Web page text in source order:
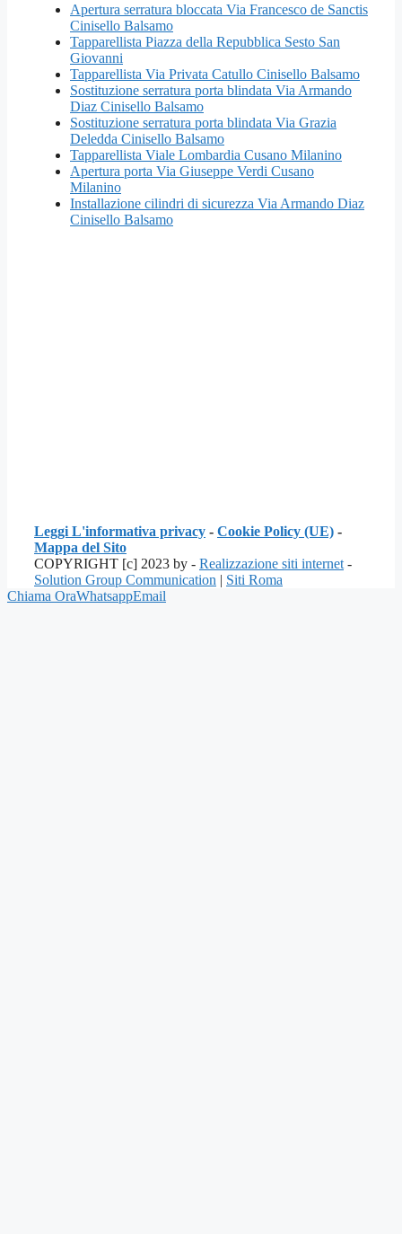
Apertura serratura bloccata Via Francesco de Sanctis
Cinisello Balsamo
Tapparellista Piazza della Repubblica Sesto San
Giovanni
Tapparellista Via Privata Catullo Cinisello Balsamo
Sostituzione serratura porta blindata Via Armando
Diaz Cinisello Balsamo
Sostituzione serratura porta blindata Via Grazia
Deledda Cinisello Balsamo
Tapparellista Viale Lombardia Cusano Milanino
Apertura porta Via Giuseppe Verdi Cusano
Milanino
Installazione cilindri di sicurezza Via Armando Diaz
Cinisello Balsamo
Leggi L'informativa privacy - Cookie Policy (UE) -
Mappa del Sito
COPYRIGHT [c] 2023 by - Realizzazione siti internet -
Solution Group Communication | Siti Roma
Chiama OraWhatsappEmail